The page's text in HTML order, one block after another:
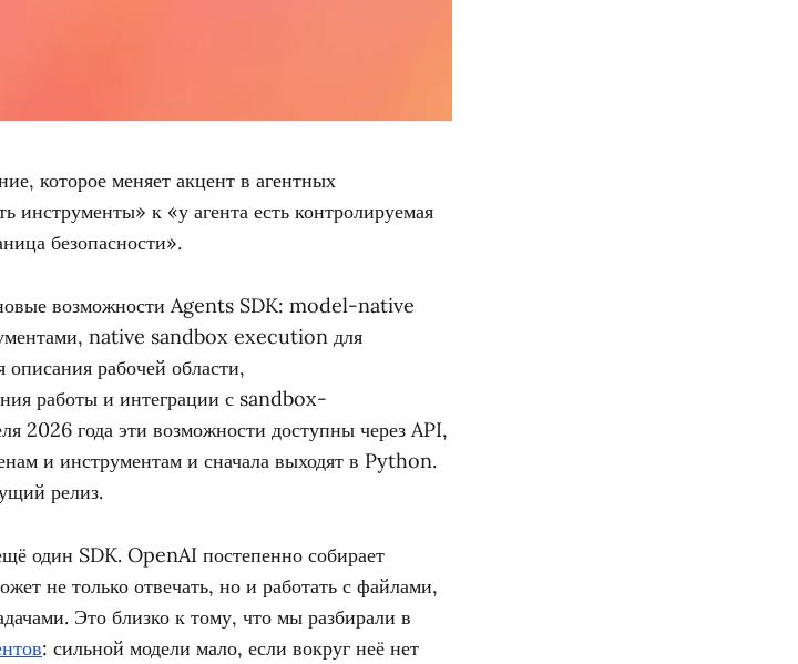
которое меняет акцент в агентных
инструменты» к «у агента есть контролируемая
безопасности».
возможности Agents SDK: model-native
native sandbox execution для
описания рабочей области,
работы и интеграции с sandbox-
2026 года эти возможности доступны через API,
и инструментам и сначала выходят в Python.
релиз.
один SDK. OpenAI постепенно собирает
не только отвечать, но и работать с файлами,
Это близко к тому, что мы разбирали в
: сильной модели мало, если вокруг неё нет